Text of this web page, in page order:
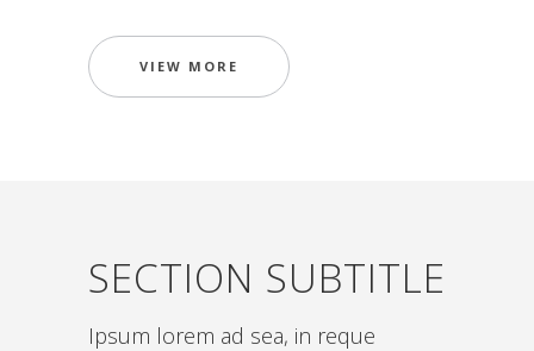
VIEW MORE
SECTION SUBTITLE
Ipsum lorem ad sea, in reque